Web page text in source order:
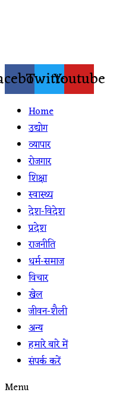
TwitterYoutube
Home
उद्योग
व्यापार
रोजगार
शिक्षा
स्वास्थ्य
देश-विदेश
प्रदेश
राजनीति
धर्म-समाज
विचार
खेल
जीवन-शैली
अन्य
हमारे बारे में
संपर्क करें
Menu